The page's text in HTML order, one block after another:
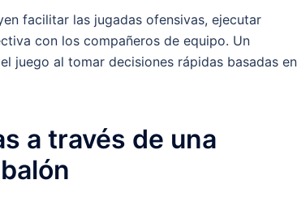
facilitar las jugadas ofensivas, ejecutar
con los compañeros de equipo. Un
juego al tomar decisiones rápidas basadas
a través de una